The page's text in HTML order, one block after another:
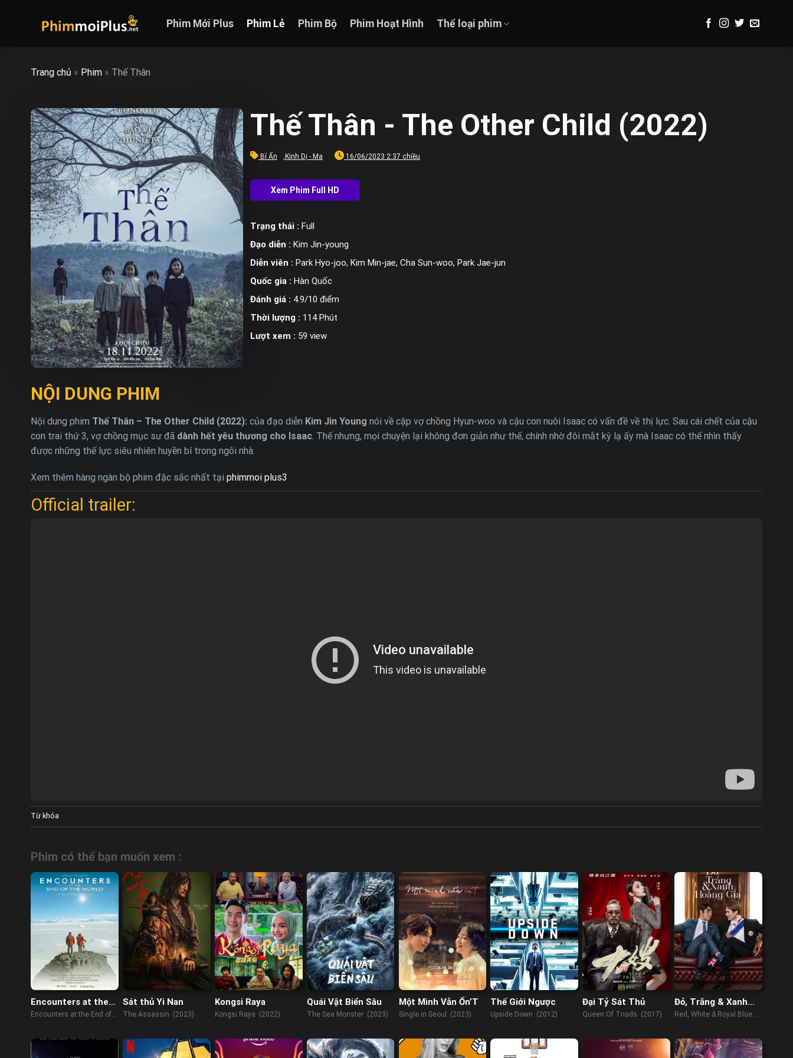
Phim Mới Plus Phim Lẻ Phim Bộ Phim Hoạt Hình Thể loại phim
Trang chủ » Phim » Thế Thân
Thế Thân - The Other Child (2022)
Bí Ẩn Kinh Dị - Ma 16/06/2023 2:37 chiều
Trạng thái : Full
Đạo diễn : Kim Jin-young
Diễn viên : Park Hyo-joo, Kim Min-jae, Cha Sun-woo, Park Jae-jun
Quốc gia : Hàn Quốc
Đánh giá : 4.9/10 điểm
Thời lượng : 114 Phút
Lượt xem : 59 view
NỘI DUNG PHIM
Nội dung phim Thế Thân – The Other Child (2022): của đạo diễn Kim Jin Young nói về cặp vợ chồng Hyun-woo và cậu con nuôi Isaac có vấn đề về thị lực. Sau cái chết của cậu
con trai thứ 3, vợ chồng mục sư đã dành hết yêu thương cho Isaac. Thế nhưng, mọi chuyện lại không đơn giản như thế, chính nhờ đôi mắt kỳ lạ ấy mà Isaac có thể nhìn thấy
được những thế lực siêu nhiên huyền bí trong ngôi nhà.
Xem thêm hàng ngàn bộ phim đặc sắc nhất tại phimmoi plus3
Official trailer:
Từ khóa
Phim có thể bạn muốn xem :
Encounters at the
End of the World
Encounters at the End of
Sát thủ Yi Nan
The Assassin (2023)
Kongsi Raya
Kongsi Raya (2022)
Quái Vật Biển Sâu
The Sea Monster (2023)
Một Mình Vẫn Ổn’T
Single in Seoul (2023)
Thế Giới Ngược
Upside Down (2012)
Đại Tỷ Sát Thủ
Queen Of Triads (2017)
Đỏ, Trắng & Xanh
Hoàng Gia
Red, White & Royal Blue